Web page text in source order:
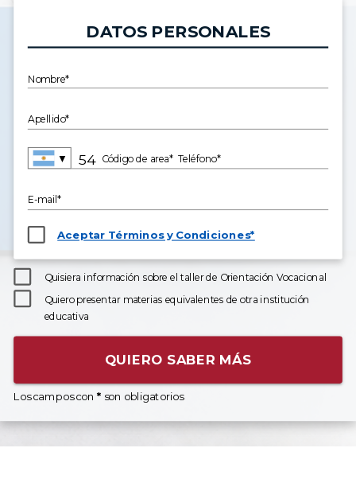
DATOS PERSONALES
Nombre*
Apellido*
▼ Código de area* Teléfono*
E-mail*
Aceptar Términos y Condiciones*
Quisiera información sobre el taller de Orientación Vocacional
Quiero presentar materias equivalentes de otra institución
educativa
QUIERO SABER MÁS
Los campos con * son obligatorios